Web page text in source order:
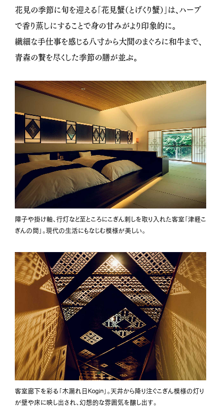
花見の季節に旬を迎える「花見蟹（とげくり蟹）」は、ハーブ
で香り蒸しにすることで身の甘みがより印象的に。
繊細な手仕事を感じる八寸から大間のまぐろに和牛まで、
青森の贅を尽くした季節の膳が並ぶ。
障子や掛け軸、行灯など至ところにこぎん刺しを取り入れた客室「津軽こ
ぎんの間」。現代の生活にもなじむ模様が美しい。
客室廊下を彩る「木漏れ日Kogin」。天井から降り注ぐこぎん模様の灯り
が壁や床に映し出され、幻想的な雰囲気を醸し出す。